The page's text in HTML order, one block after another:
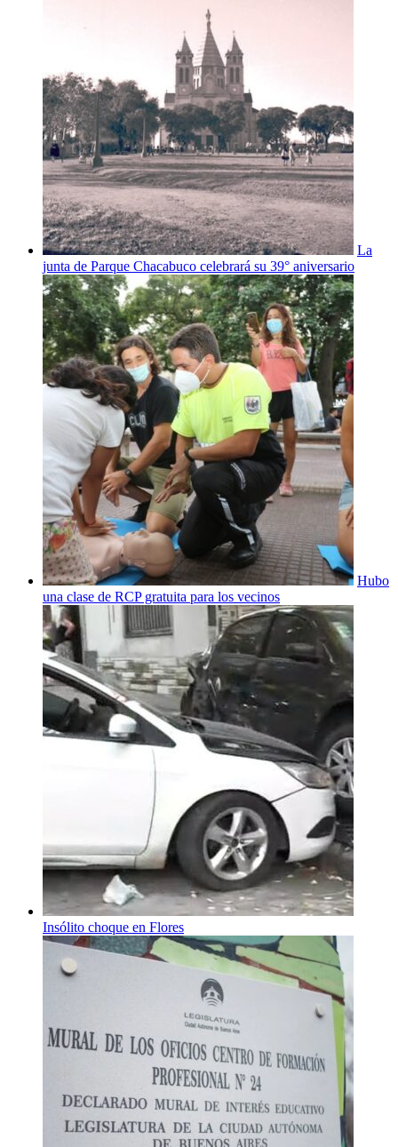
La
junta de Parque Chacabuco celebrará su 39° aniversario
Hubo
una clase de RCP gratuita para los vecinos
Insólito choque en Flores